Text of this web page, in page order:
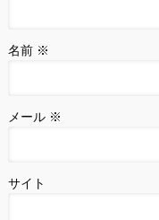
名前 ※
メール ※
サイト